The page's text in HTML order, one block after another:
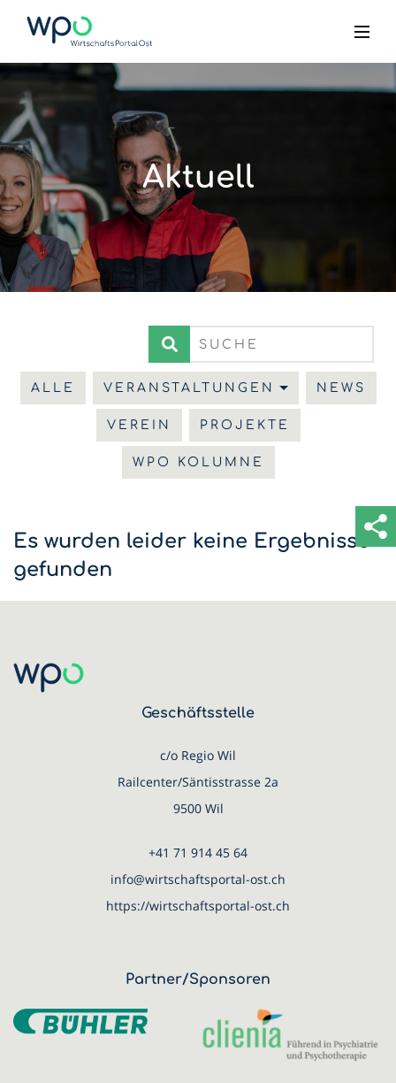
Aktuell
ALLE VERANSTALTUNGEN NEWS
VEREIN PROJEKTE
WPO KOLUMNE
Es wurden leider keine Ergebnisse
gefunden
Geschäftsstelle
c/o Regio Wil
Railcenter/Säntisstrasse 2a
9500 Wil
+41 71 914 45 64
info@wirtschaftsportal-ost.ch
https://wirtschaftsportal-ost.ch
Partner/Sponsoren